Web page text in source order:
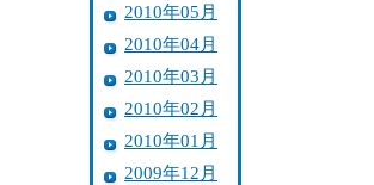
2010年05月
2010年04月
2010年03月
2010年02月
2010年01月
2009年12月